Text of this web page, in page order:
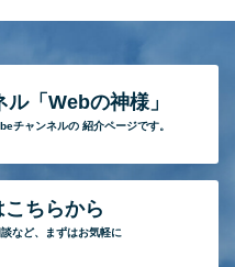
「Webの神様」
チャンネルの 紹介ページです。
ちらから
など、
まずはお気軽に